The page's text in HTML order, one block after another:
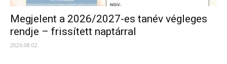
Megjelent a 2026/2027-es tanév végleges
rendje – frissített naptárral
2026.08.02.